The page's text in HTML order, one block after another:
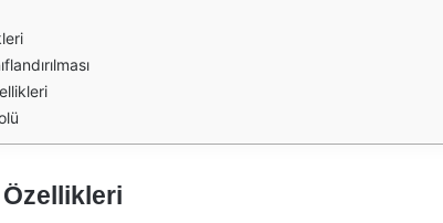
Özellikleri